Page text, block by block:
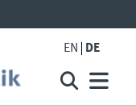
EN DE